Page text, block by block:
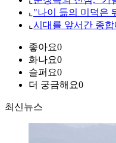
⌞ "나이 듦의 미덕은
⌞ 시대를 앞서간 종
좋아요0
화나요0
슬퍼요0
더 궁금해요0
최신뉴스